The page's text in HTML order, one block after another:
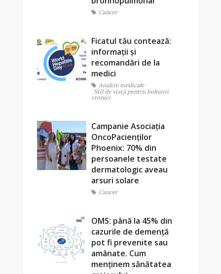
Cancer
Ficatul tău contează:
informații și
recomandări de la
medici
Analize medicale
Stil de viaţă pentru bolnavii
cronici
Campanie Asociația
OncoPacienților
Phoenix: 70% din
persoanele testate
dermatologic aveau
arsuri solare
Cancer
OMS: până la 45% din
cazurile de demență
pot fi prevenite sau
amânate. Cum
menținem sănătatea